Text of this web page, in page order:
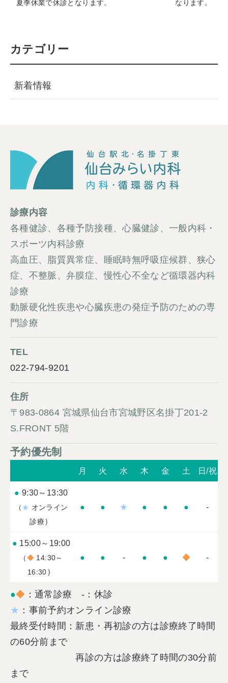
夏季休業で休診となります。
なります。
カテゴリー
新着情報
診療内容
各種健診、各種予防接種、心臓健診、一般内科・
スポーツ内科診療
高血圧、脂質異常症、睡眠時無呼吸症候群、狭心
症、不整脈、弁膜症、慢性心不全など循環器内科
診療
動脈硬化性疾患や心臓疾患の発症予防のための専
門診療
TEL
022-794-9201
住所
〒983-0864 宮城県仙台市宮城野区名掛丁201-2
S.FRONT 5階
予約優先制
月 火 水 木 金 土 日/祝
●9:30～13:30
（★ オンライン
診療）
● ● ★ ● ● ● -
● 15:00～19:00
（◆ 14:30～
16:30）
● ● - ● ● ◆ -
●◆ ：通常診療 -：休診
★ ：事前予約オンライン診療
最終受付時間：新患・再初診の方は診療終了時間
の60分前まで
再診の方は診療終了時間の30分前
まで